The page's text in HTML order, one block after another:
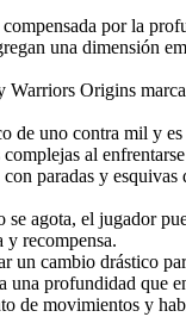
por la
una dimensión
Warriors Origins
de uno contra mil y
al
paradas y
agota, el jugador
y recompensa.
un cambio drástico
una profundidad que
de movimientos y